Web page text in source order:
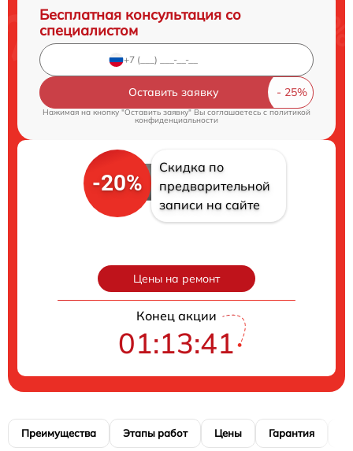
Бесплатная консультация со
специалистом
Оставить заявку
Нажимая на кнопку "Оставить заявку" Вы соглашаетесь cполитикой
конфиденциальности
-20%
Скидка по
предварительной
записи на сайте
Цены на ремонт
Конец акции
01:13:40
Преимущества Этапы работ Цены Гарантия